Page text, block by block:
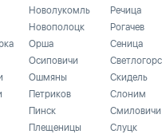
Новолукомль
Новополоцк
Орша
Осиповичи
Ошмяны
Петриков
Пинск
Плещеницы
Речица
Рогачев
Сеница
Скидель
Слоним
Смиловичи
Слуцк